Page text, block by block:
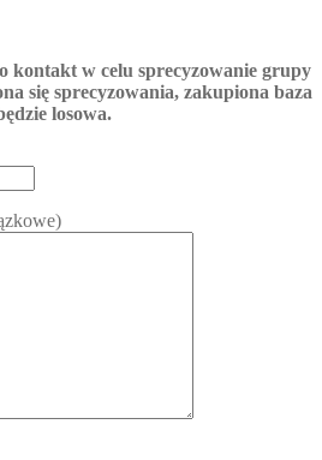
kontakt w celu sprecyzowanie grupy
się sprecyzowania, zakupiona baza
losowa.